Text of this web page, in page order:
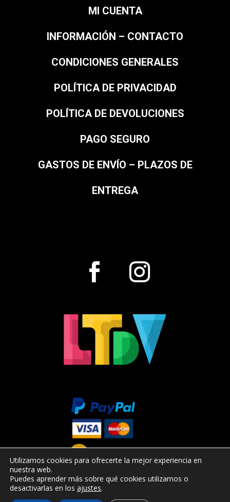
MI CUENTA
INFORMACIÓN – CONTACTO
CONDICIONES GENERALES
POLÍTICA DE PRIVACIDAD
POLÍTICA DE DEVOLUCIONES
PAGO SEGURO
GASTOS DE ENVÍO – PLAZOS DE
ENTREGA
Utilizamos cookies para ofrecerte la mejor experiencia en
nuestra web.
Puedes aprender más sobre qué cookies utilizamos o
desactivarlas en los ajustes.